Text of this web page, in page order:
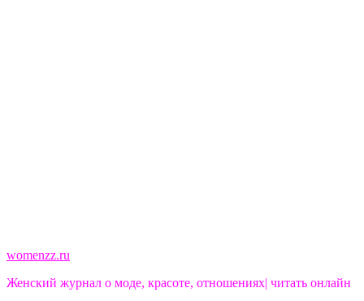
womenzz.ru
Женский журнал о моде, красоте, отношениях| читать онлайн